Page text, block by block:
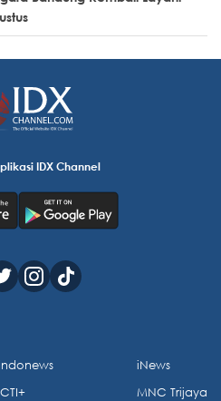
IDX Channel
iNews
MNC Trijaya